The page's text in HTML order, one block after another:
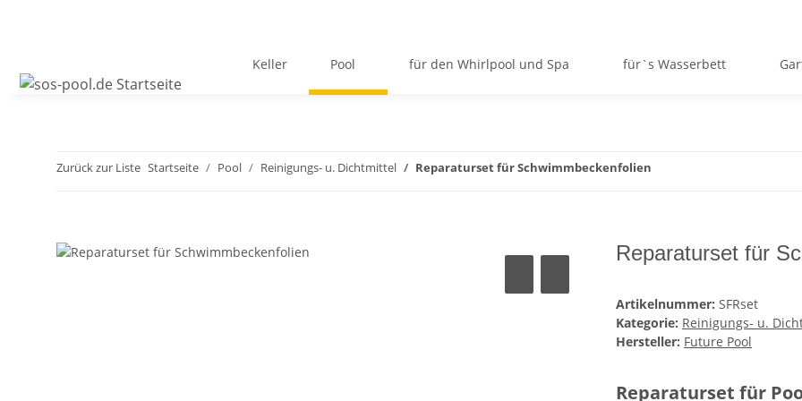
Keller Pool für den Whirlpool und Spa für`s Wasserbett
Zurück zur Liste Startseite Pool Reinigungs- u. Dichtmittel Reparaturset für Schwimmbeckenfolien
Reparaturset für
Artikelnummer: SFRset
Kategorie: Reinigungs- u.
Hersteller: Future Pool
Reparaturset für